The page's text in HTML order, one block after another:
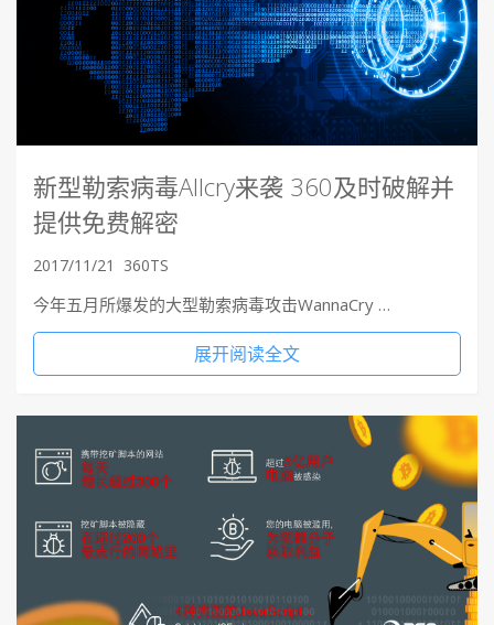
新型勒索病毒Allcry来袭 360及时破解并
提供免费解密
2017/11/21 360TS
今年五月所爆发的大型勒索病毒攻击WannaCry …
展开阅读全文